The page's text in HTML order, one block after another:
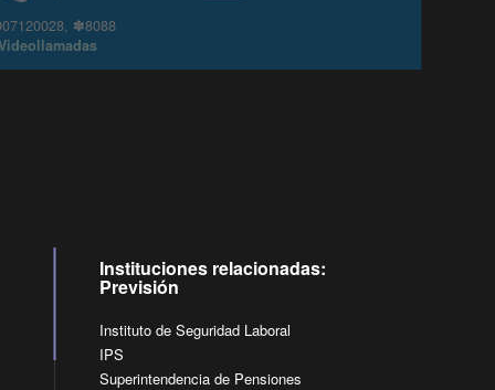
6007120028, ✽8088
yVideollamadas
Instituciones relacionadas:
Previsión
Instituto de Seguridad Laboral
IPS
Superintendencia de Pensiones